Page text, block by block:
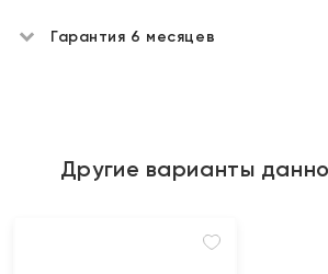
Гарантия 6 месяцев
Другие варианты